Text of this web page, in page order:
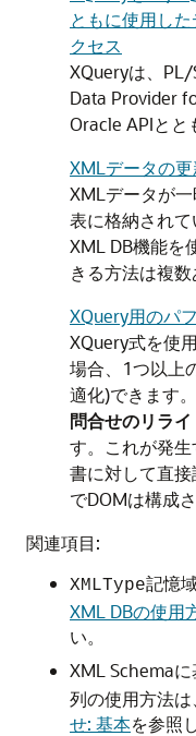
ともに使用し
クセス
XQueryは、PL/
Data Provider
Oracle APIとと
XMLデータの
XMLデータが
表に格納され
XML DB機能を
きる方法は複数
XQuery用のパ
XQuery式を使
場合、1つ以上
適化)できます
問合せのリライ
す。これが発
書に対して直
でDOMは構成
関連項目:
XMLType記憶
XML DBの使用
い。
XML Schemaに
列の使用方法は
せ: 基本を参照